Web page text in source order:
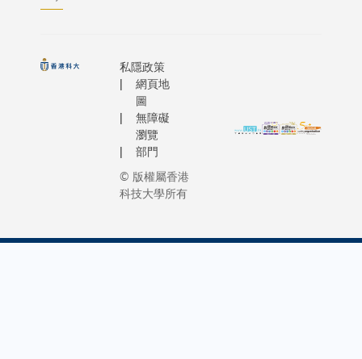
私隱政策
網頁地
圖
無障礙
瀏覽
部門
© 版權屬香港
科技大學所有